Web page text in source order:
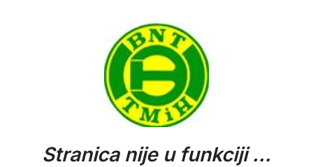
Stranica nije u funkciji …